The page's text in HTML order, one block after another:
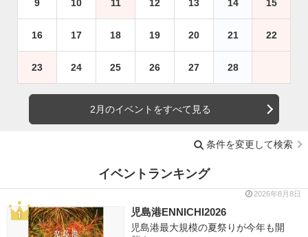
9 10 11 12 13 14 15
16 17 18 19 20 21 22
23 24 25 26 27 28
2月のイベントをすべて見る
条件を変更して検索
イベントランキング
2026年8月8日
児島港ENNICHI2026
児島港最大規模の夏祭りが今年も開